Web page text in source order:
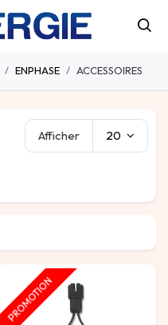
ENPHASE ACCESSOIRES
Afficher 20
PROMOTION